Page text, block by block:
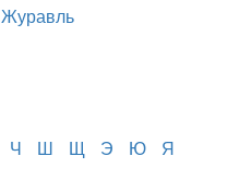
Журавль
Ч Ш Щ Э Ю Я